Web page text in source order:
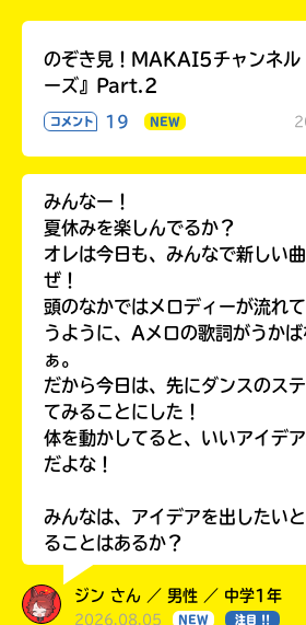
のぞき見！MAKAI5チャンネル
ーズ』Part.2
コメント 19 NEW
みんなー！
夏休みを楽しんでるか？
オレは今日も、みんなで新しい
ぜ！
頭のなかではメロディーが流れ
うように、Aメロの歌詞がうか
ぁ。
だから今日は、先にダンスのス
てみることにした！
体を動かしてると、いいアイデ
だよな！
みんなは、アイデアを出したい
ることはあるか？
ジン さん ／ 男性 ／ 中学1年
2026.08.05 NEW 注目 !!